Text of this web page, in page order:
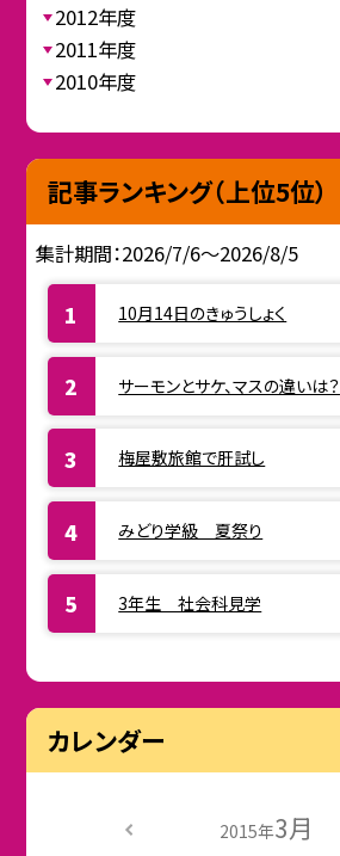
2012年度
2011年度
2010年度
記事ランキング（上位5位）
集計期間：2026/7/6～2026/8/5
10月14日のきゅうしょく
サーモンとサケ、マスの違いは？
梅屋敷旅館で肝試し
みどり学級 夏祭り
3年生 社会科見学
カレンダー
2015年3月